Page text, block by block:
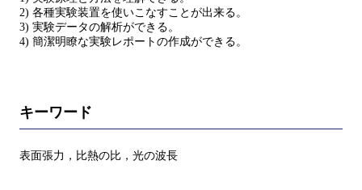
2) 各種実験装置を使いこなすことが出来る。
3) 実験データの解析ができる。
4) 簡潔明瞭な実験レポートの作成ができる。
キーワード
表面張力，比熱の比，光の波長